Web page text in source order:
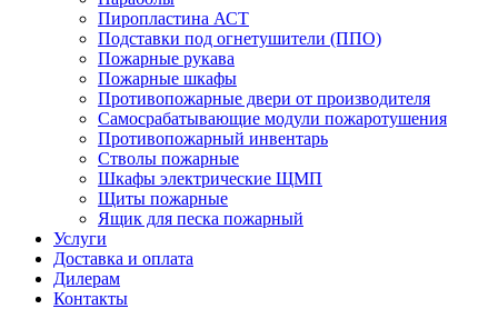
Пиропластина АСТ
Подставки под огнетушители (ППО)
Пожарные рукава
Пожарные шкафы
Противопожарные двери от производителя
Самосрабатывающие модули пожаротушения
Противопожарный инвентарь
Стволы пожарные
Шкафы электрические ЩМП
Щиты пожарные
Ящик для песка пожарный
Услуги
Доставка и оплата
Дилерам
Контакты